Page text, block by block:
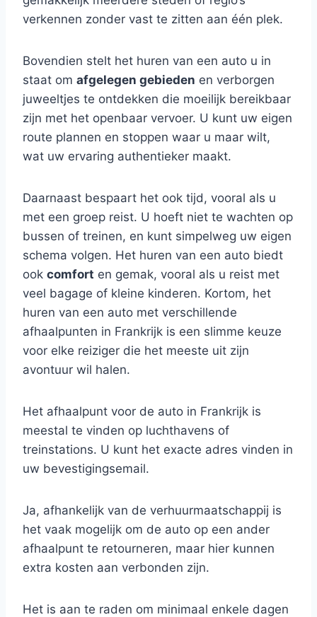
verkennen zonder vast te zitten aan één plek.
Bovendien stelt het huren van een auto u in
staat om afgelegen gebieden en verborgen
juweeltjes te ontdekken die moeilijk bereikbaar
zijn met het openbaar vervoer. U kunt uw eigen
route plannen en stoppen waar u maar wilt,
wat uw ervaring authentieker maakt.
Daarnaast bespaart het ook tijd, vooral als u
met een groep reist. U hoeft niet te wachten op
bussen of treinen, en kunt simpelweg uw eigen
schema volgen. Het huren van een auto biedt
ook comfort en gemak, vooral als u reist met
veel bagage of kleine kinderen. Kortom, het
huren van een auto met verschillende
afhaalpunten in Frankrijk is een slimme keuze
voor elke reiziger die het meeste uit zijn
avontuur wil halen.
Het afhaalpunt voor de auto in Frankrijk is
meestal te vinden op luchthavens of
treinstations. U kunt het exacte adres vinden in
uw bevestigingsemail.
Ja, afhankelijk van de verhuurmaatschappij is
het vaak mogelijk om de auto op een ander
afhaalpunt te retourneren, maar hier kunnen
extra kosten aan verbonden zijn.
Het is aan te raden om minimaal enkele dagen